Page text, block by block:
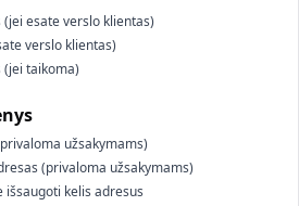
esate verslo klientas)
verslo klientas)
(jei taikoma)
užsakymams)
(privaloma užsakymams)
išsaugoti kelis adresus